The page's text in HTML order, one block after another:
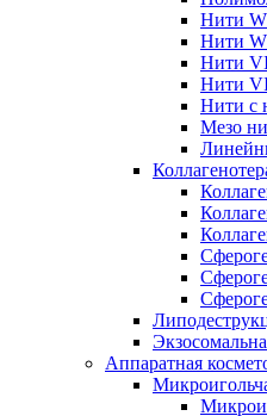
Нити
Нити
Нити
Нити
Нити с
Мезо
Аппаратная